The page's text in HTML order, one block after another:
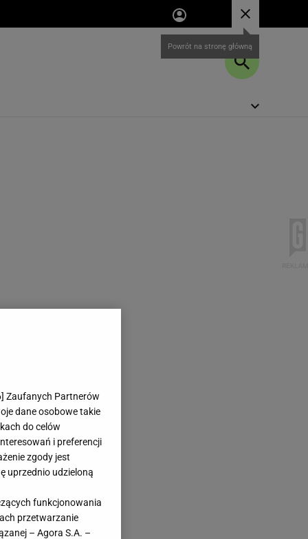
] Zaufanych Partnerów
dane osobowe takie
do celów
i preferencji
zgody jest
uprzednio udzieloną
funkcjonowania
przetwarzanie
– Agora S.A. –